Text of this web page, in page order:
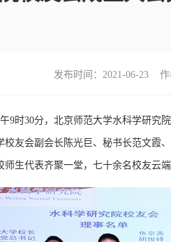
发布时间：2021-06-23
9时30分，北京师范大学水科学研
校友会副会长陈光巨、秘书长范文霞
师生代表齐聚一堂，七十余名校友云